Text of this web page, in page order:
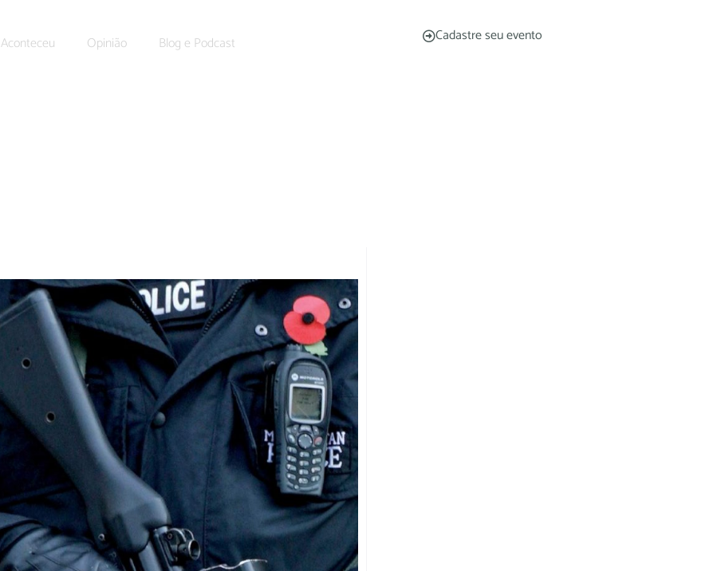
Aconteceu Opinião Blog e Podcast Cadastre seu evento